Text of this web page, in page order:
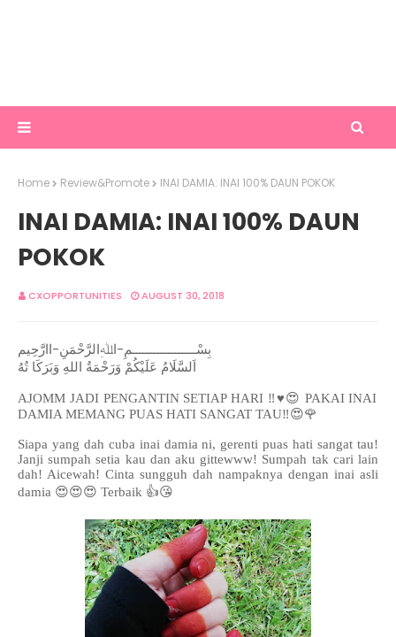
Home Review&Promote INAI DAMIA: INAI 100% DAUN POKOK
INAI DAMIA: INAI 100% DAUN
POKOK
CXOPPORTUNITIES AUGUST 30, 2018
بِسْــــــــــــــــــمِ-اﷲِالرَّحْمَنِ-اارَّحِيم
اَلسَّلَامُ عَلَيْكُمْ وَرَحْمَةُ اللهِ وَبَرَكَا تُهُ
AJOMM JADI PENGANTIN SETIAP HARI ‼️♥️😍 PAKAI INAI
DAMIA MEMANG PUAS HATI SANGAT TAU‼️😍🌹
Siapa yang dah cuba inai damia ni, gerenti puas hati sangat tau!
Janji sumpah setia kau dan aku gittewww! Sumpah tak cari lain
dah! Aicewah! Cinta sungguh dah nampaknya dengan inai asli
damia 😍😍😍 Terbaik 👍😘